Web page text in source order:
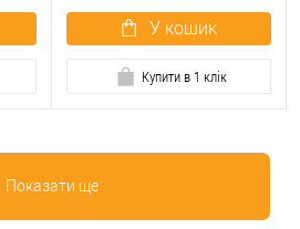
У кошик
Купити в 1 клік
Показати ще